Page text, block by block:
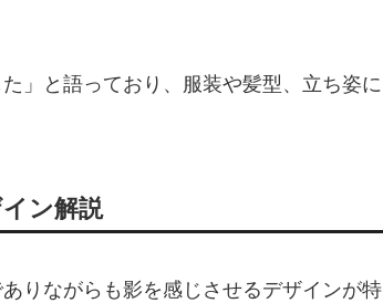
」と語っており、服装や髪型、立ち姿に
ン解説
りながらも影を感じさせるデザインが特